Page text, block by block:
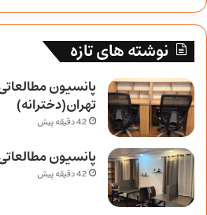
نوشته های تازه
پانسیون
تهران(دخترانه)
42 دقیقه پیش
پانسیون
42 دقیقه پیش